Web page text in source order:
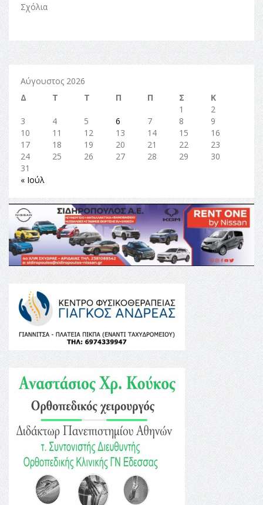
Σχόλια
Αύγουστος 2026
Δ
Τ Τ Π Π Σ
Κ
1
2
3
4 5 6 7 8
9
10
11 12 13 14 15
16
17
18 19 20 21 22
23
24
25 26 27 28 29
30
31
« Ιούλ